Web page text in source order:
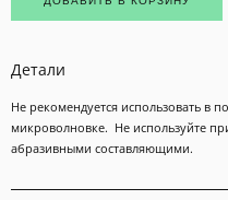
Детали
Не рекомендуется использовать в
микроволновке. Не используйте
абразивными составляющими.